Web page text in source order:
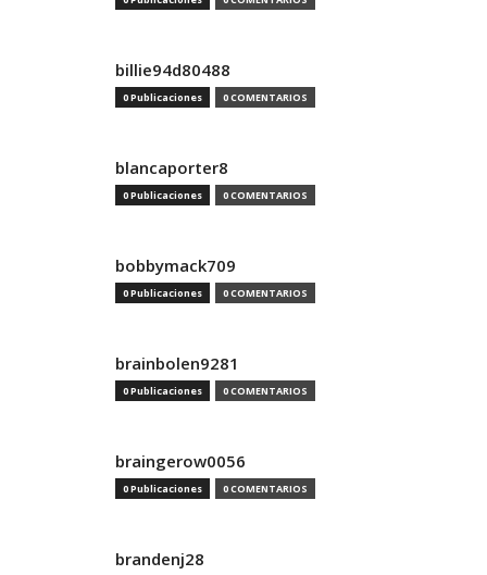
billie94d80488
0 Publicaciones 0 COMENTARIOS
blancaporter8
0 Publicaciones 0 COMENTARIOS
bobbymack709
0 Publicaciones 0 COMENTARIOS
brainbolen9281
0 Publicaciones 0 COMENTARIOS
braingerow0056
0 Publicaciones 0 COMENTARIOS
brandenj28